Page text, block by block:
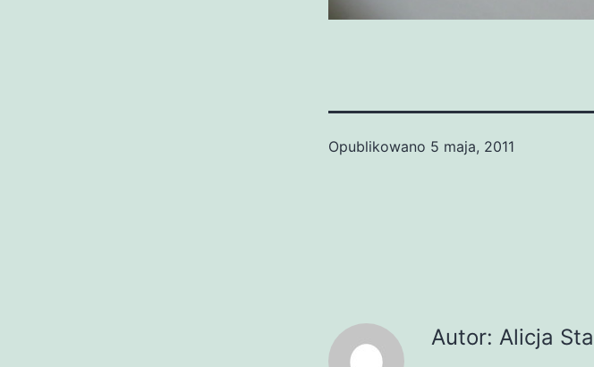
Opublikowano 5 maja, 2011
Autor: Alicja